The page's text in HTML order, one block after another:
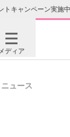
トキャンペーン実施中
メディア
ニュース